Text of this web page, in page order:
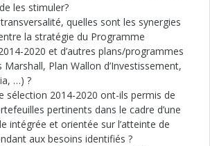
les stimuler?
quelles sont les synergies
la stratégie du Programme
2020 et d’autres plans/programmes
Marshall, Plan Wallon d’Investissement,
…) ?
sélection 2014-2020 ont-ils permis de
pertinents dans le cadre d’une
intégrée et orientée sur l’atteinte de
aux besoins identifiés ?